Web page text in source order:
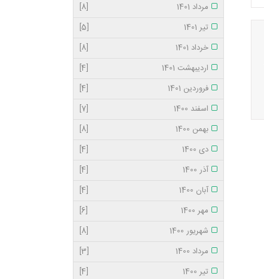
مرداد 1401
[8]
تیر 1401
[5]
خرداد 1401
[8]
اردیبهشت 1401
[4]
فروردین 1401
[4]
اسفند 1400
[7]
بهمن 1400
[8]
دی 1400
[4]
آذر 1400
[4]
آبان 1400
[4]
مهر 1400
[6]
شهریور 1400
[8]
مرداد 1400
[3]
تیر 1400
[4]